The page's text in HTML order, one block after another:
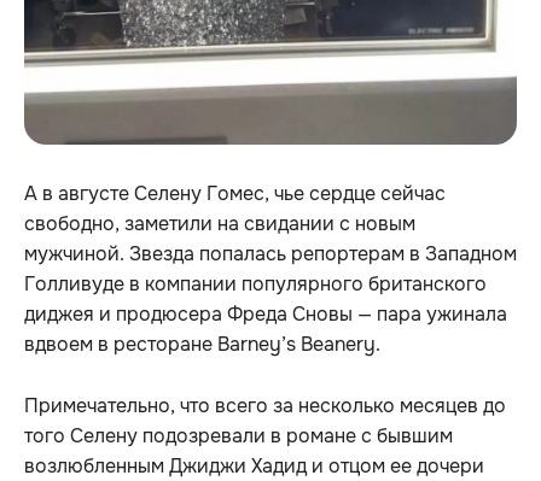
А в августе Селену Гомес, чье сердце сейчас
свободно, заметили на свидании с новым
мужчиной. Звезда попалась репортерам в Западном
Голливуде в компании популярного британского
диджея и продюсера Фреда Сновы — пара ужинала
вдвоем в ресторане Barney’s Beanery.
Примечательно, что всего за несколько месяцев до
того Селену подозревали в романе с бывшим
возлюбленным Джиджи Хадид и отцом ее дочери